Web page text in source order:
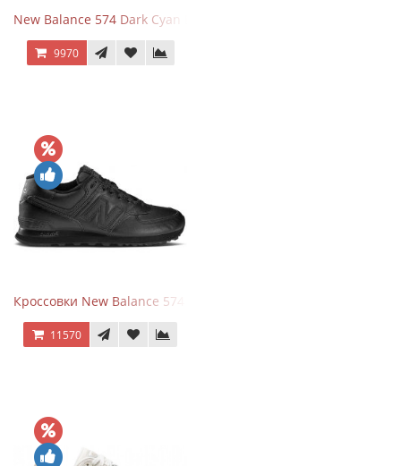
New Balance 574 Dark Cyan Black Suede
9970
Кроссовки New Balance 574 Triple Black Leather
11570